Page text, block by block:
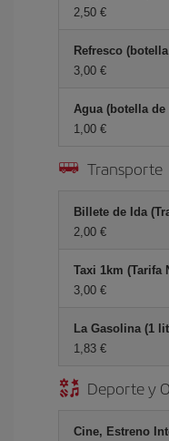
2,50 €
Refresco
3,00 €
Agua (botella de
1,00 €
Transporte
Billete de Ida
2,00 €
Taxi 1km (Tarifa
3,00 €
La Gasolina (1
1,83 €
Deporte y
Cine, Estreno